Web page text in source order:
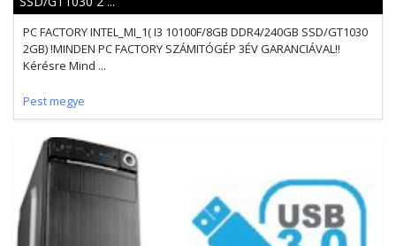
PC FACTORY INTEL_MI_1( I3 10100F/8GB DDR4/240GB SSD/GT1030
2GB) !MINDEN PC FACTORY SZÁMITÓGÉP 3ÉV GARANCIÁVAL!!
Kérésre Mind ...
Pest megye